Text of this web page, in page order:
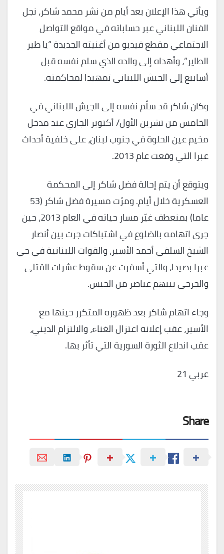
ويأتي هذا الإعلان بعد أيام من نشر محمد شاكر، نجل
الفنان اللبناني عبر حساباته في مواقع التواصل
الاجتماعي مقطع فيديو من أغنيته الجديدة “يا طير
الطاير”، وأهداه إلى والده الذي سلم نفسه قبل
أسابيع إلى الجيش اللبناني تمهيدا لمحاكمته.
وكان شاكر قد سلّم نفسه إلى الجيش اللبناني في
الخامس من تشرين الأول/ أكتوبر الجاري عند مدخل
مخيم عين الحلوة في جنوب لبنان، على خلفية أحداث
عبرا التي وقعت عام 2013.
ويتوقع أن يتم إحالة فضل شاكر إلى المحكمة
العسكرية خلال أيام. ومرّت مسيرة فضل شاكر (53
عاما) بمنعطف غيّر مسار حياته في العام 2013، حين
جرى اتهامه بالضلوع في اشتباكات جرت بين أنصار
الشيخ السلفي أحمد الأسير، والقوات اللبنانية في حي
عبرا بصيدا، والتي أسفرت عن سقوط عشرات القتلى
والجرحى بينهم عناصر من الجيش.
وجاء اتهام شاكر بعد ظهوره المتكرر حينها مع
الأسير، عقب إعلانه اعتزال الغناء، والالتزام الديني،
عقب اندلاع الثورة السورية التي تأثر بها.
عربي 21
Share